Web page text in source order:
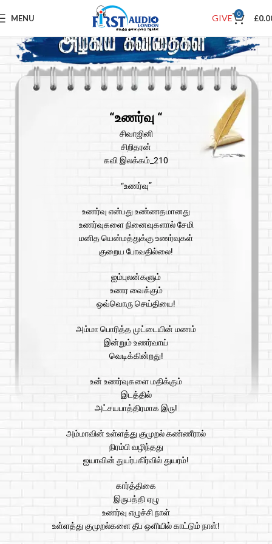
MENU GIVE 0 £
“உணர்வு “
சிவாஜினி
சிறிதரன்
கவி இலக்கம்_210
“உணர்வு”
உணர்வு என்பது உண்ணதமானது
உணர்வுகளை நினைவுகளால் சேமி
மனித யென்மத்துக்கு உணர்வுகள்
குறைய போவதில்லை!
ஐம்புலன்களும்
உணர வைக்கும்
ஒவ்வொரு செய்தியை!
அம்மா பொரித்த முட்டையின் மணம்
இன்றும் உணர்வாய்
வெடிக்கின்றது!
உன் உணர்வுகளை மதிக்கும்
இடத்தில்
அட்சயபாத்திரமாக இரு!
அம்மாவின் உள்ளத்து குமுறல் கண்ணீரால்
நிரம்பி வழிந்தது
ஐயாவின் துயர்பகிர்வில் துயரம்!
கார்த்திகை
இருபத்தி ஏழு
உணர்வு எழுச்சி நாள்
உள்ளத்து குமுறல்களை தீப ஒளியில் காட்டும் நாள்!